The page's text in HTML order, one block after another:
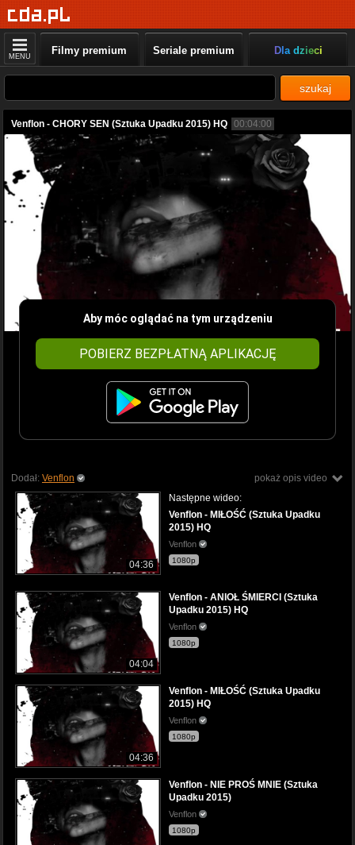
MENU Filmy premium Seriale premium Dla dzieci
szukaj
Venflon - CHORY SEN (Sztuka Upadku 2015) HQ 00:04:00
Aby móc oglądać na tym urządzeniu
POBIERZ BEZPŁATNĄ APLIKACJĘ
pokaż opis video
Dodał: Venflon
04:36
Następne wideo:
Venflon - MIŁOŚĆ (Sztuka Upadku
2015) HQ
Venflon
1080p
04:04
Venflon - ANIOŁ ŚMIERCI (Sztuka
Upadku 2015) HQ
Venflon
1080p
04:36
Venflon - MIŁOŚĆ (Sztuka Upadku
2015) HQ
Venflon
1080p
Venflon - NIE PROŚ MNIE (Sztuka
Upadku 2015)
Venflon
1080p